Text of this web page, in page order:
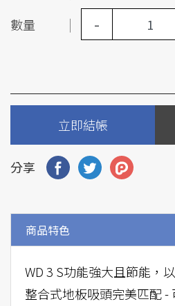
數量
-
立即結帳
分享
商品特色
WD 3 S功能強大且節能，
整合式地板吸頭完美匹配 -